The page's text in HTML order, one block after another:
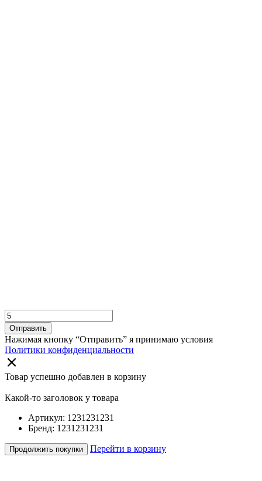
Отправить
Нажимая кнопку “Отправить” я принимаю условия
Политики конфиденциальности
Товар успешно добавлен в корзину
Какой-то заголовок у товара
Артикул: 1231231231
Бренд: 1231231231
Продолжить покупки Перейти в корзину